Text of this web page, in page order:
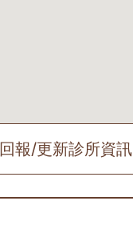
回報/更新診所資訊